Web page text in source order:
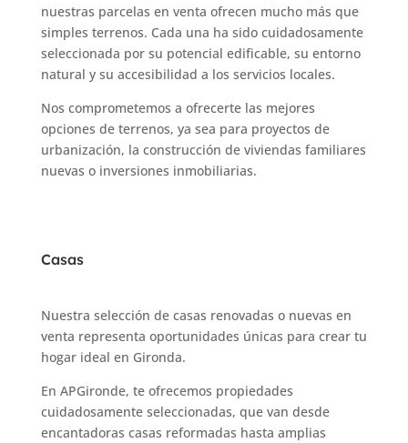
nuestras parcelas en venta ofrecen mucho más que
simples terrenos. Cada una ha sido cuidadosamente
seleccionada por su potencial edificable, su entorno
natural y su accesibilidad a los servicios locales.
Nos comprometemos a ofrecerte las mejores
opciones de terrenos, ya sea para proyectos de
urbanización, la construcción de viviendas familiares
nuevas o inversiones inmobiliarias.
Casas
Nuestra selección de casas renovadas o nuevas en
venta representa oportunidades únicas para crear tu
hogar ideal en Gironda.
En APGironde, te ofrecemos propiedades
cuidadosamente seleccionadas, que van desde
encantadoras casas reformadas hasta amplias